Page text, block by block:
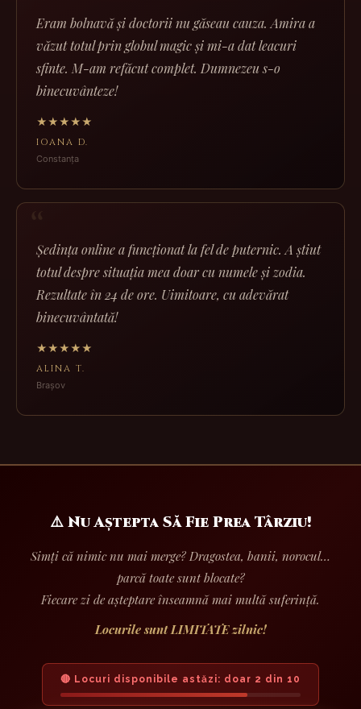
Eram bolnavă și doctorii nu găseau cauza. Amira a
văzut totul prin globul magic și mi-a dat leacuri
sfinte. M-am refăcut complet. Dumnezeu s-o
binecuvânteze!
★★★★★
IOANA D.
Constanța
Ședința online a funcționat la fel de puternic. A știut
totul despre situația mea doar cu numele și zodia.
Rezultate în 24 de ore. Uimitoare, cu adevărat
binecuvântată!
★★★★★
ALINA T.
Brașov
⚠️ Nu Aștepta Să Fie Prea Târziu!
Simți că nimic nu mai merge? Dragostea, banii, norocul…
parcă toate sunt blocate?
Fiecare zi de așteptare înseamnă mai multă suferință.
Locurile sunt LIMITATE zilnic!
🔴 Locuri disponibile astăzi: doar 2 din 10